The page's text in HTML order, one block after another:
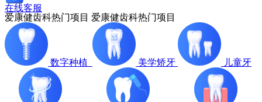
在线客服
爱康健齿科热门项目 爱康健齿科热门项目
数字种植 美学矫牙 儿童牙